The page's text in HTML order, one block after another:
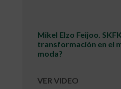
Mikel Elzo Feijoo.
transformación en el
moda?
VER VIDEO